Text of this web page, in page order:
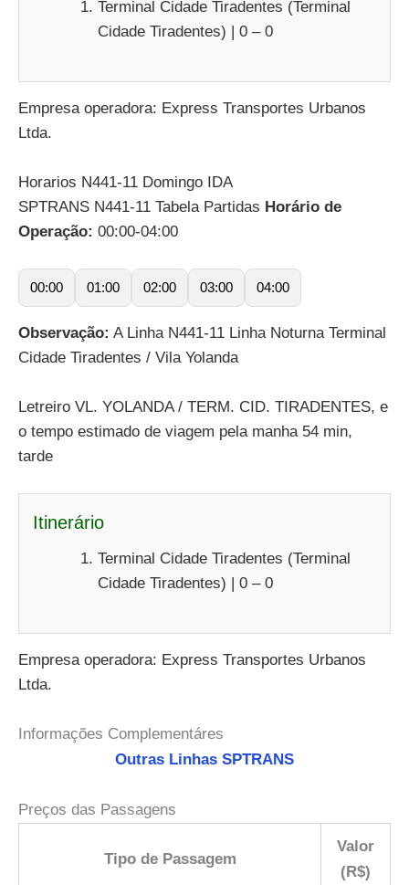
Terminal Cidade Tiradentes (Terminal
Cidade Tiradentes) | 0 – 0
Empresa operadora: Express Transportes Urbanos
Ltda.
Horarios N441-11 Domingo IDA
SPTRANS N441-11 Tabela Partidas Horário de
Operação: 00:00-04:00
00:00 01:00 02:00 03:00 04:00
Observação: A Linha N441-11 Linha Noturna Terminal
Cidade Tiradentes / Vila Yolanda
Letreiro VL. YOLANDA / TERM. CID. TIRADENTES, e
o tempo estimado de viagem pela manha 54 min,
tarde
Itinerário
Terminal Cidade Tiradentes (Terminal
Cidade Tiradentes) | 0 – 0
Empresa operadora: Express Transportes Urbanos
Ltda.
Informações Complementáres
Outras Linhas SPTRANS
Preços das Passagens
Tipo de Passagem
Valor
(R$)